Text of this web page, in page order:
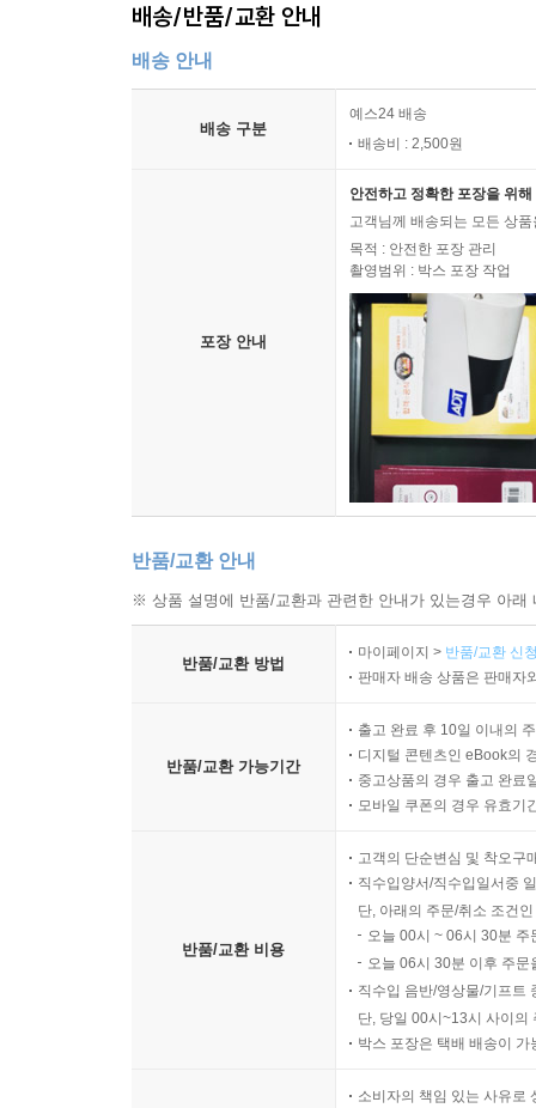
배송/반품/교환 안내
배송 안내
배송 구분
예스24 배송
배송비 : 2,500원
포장 안내
안전하고 정확한 포장을 위
고객님께 배송되는 모든 상
목적 : 안전한 포장 관리
촬영범위 : 박스 포장 작업
반품/교환 안내
※ 상품 설명에 반품/교환과 관련한 안내가 있는경우 아
반품/교환 방법
마이페이지 > 반품/교환 신
판매자 배송 상품은 판매자
반품/교환 가능기간
출고 완료 후 10일 이내의
디지털 콘텐츠인 eBook의
중고상품의 경우 출고 완료
모바일 쿠폰의 경우 유효기
반품/교환 비용
고객의 단순변심 및 착오구
직수입양서/직수입일서중
단, 아래의 주문/취소 조건
오늘 00시 ~ 06시 30분
오늘 06시 30분 이후 주
직수입 음반/영상물/기프트
단, 당일 00시~13시 사이의
박스 포장은 택배 배송이
소비자의 책임 있는 사유로